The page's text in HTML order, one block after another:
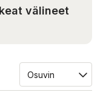
välineet